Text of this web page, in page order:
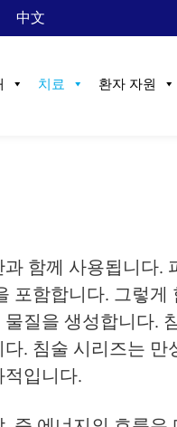
中文
치료 환자 자원
함께 사용됩니다.
포함합니다. 그렇
질을 생성합니다.
. 침술 시리즈는
입니다.